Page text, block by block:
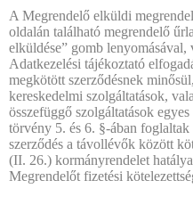
A Megrendelő elküldi
oldalán található megrendelő
elküldése” gomb
Adatkezelési tájékoztató
megkötött szerződésnek
kereskedelmi szolgáltatások,
összefüggő szolgáltatások
törvény 5. és 6. §-ában
szerződés a távollévők között
(II. 26.) kormányrendelet
Megrendelőt fizetési